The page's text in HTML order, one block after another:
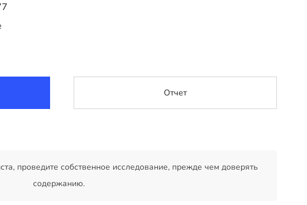
Отчет
проведите собственное исследование, прежде чем доверять
содержанию.